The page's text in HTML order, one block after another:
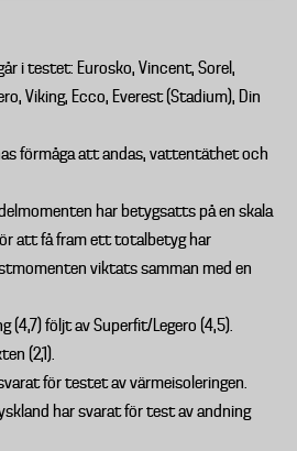
i testet: Eurosko, Vincent, Sorel,
Viking, Ecco, Everest (Stadium), Din
förmåga att andas, vattentäthet och
har betygsatts på en skala
att få fram ett totalbetyg har
viktats samman med en
(4,7) följt av Superfit/Legero (4,5).
(2,1).
för testet av värmeisoleringen.
har svarat för test av andning